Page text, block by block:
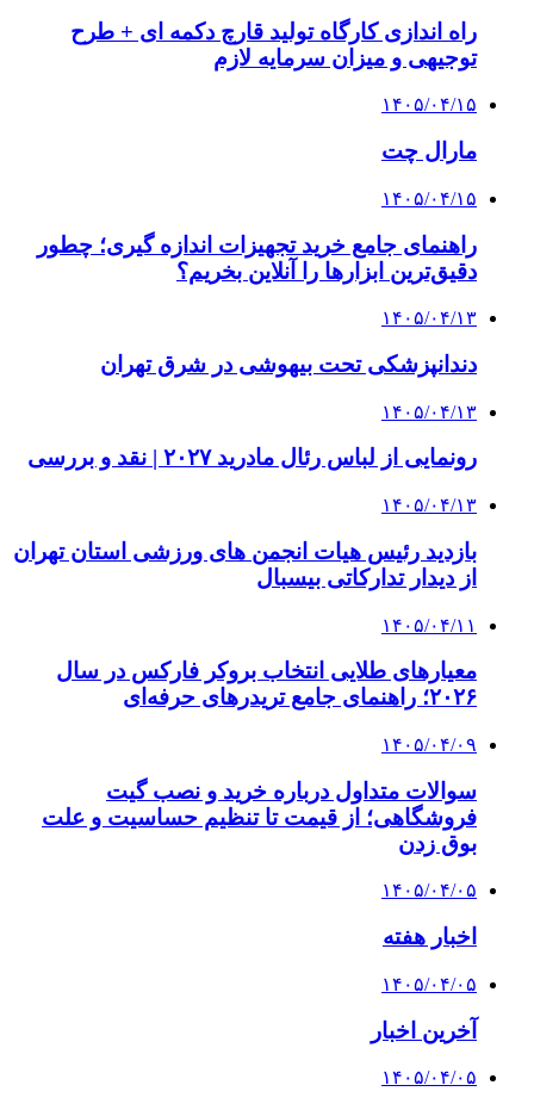
راه اندازی کارگاه تولید قارچ دکمه ای + طرح
توجیهی و میزان سرمایه لازم
۱۴۰۵/۰۴/۱۵
مارال چت
۱۴۰۵/۰۴/۱۵
راهنمای جامع خرید تجهیزات اندازه گیری؛ چطور
دقیق‌ترین ابزارها را آنلاین بخریم؟
۱۴۰۵/۰۴/۱۳
دندانپزشکی تحت بیهوشی در شرق تهران
۱۴۰۵/۰۴/۱۳
رونمایی از لباس رئال مادرید ۲۰۲۷ | نقد و بررسی
۱۴۰۵/۰۴/۱۳
بازدید رئیس هیات انجمن های ورزشی استان تهران
از دیدار تدارکاتی بیسبال
۱۴۰۵/۰۴/۱۱
معیارهای طلایی انتخاب بروکر فارکس در سال
۲۰۲۶؛ راهنمای جامع تریدرهای حرفه‌ای
۱۴۰۵/۰۴/۰۹
سوالات متداول درباره خرید و نصب گیت
فروشگاهی؛ از قیمت تا تنظیم حساسیت و علت
بوق زدن
۱۴۰۵/۰۴/۰۵
اخبار هفته
۱۴۰۵/۰۴/۰۵
آخرین اخبار
۱۴۰۵/۰۴/۰۵